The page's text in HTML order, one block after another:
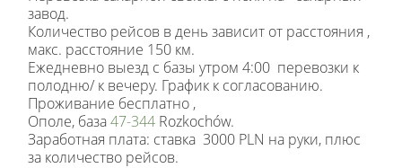
завод.
Количество рейсов в день зависит от расстояния ,
макс. расстояние 150 км.
Ежедневно выезд с базы утром 4:00 перевозки к
полодню/ к вечеру. График к согласованию.
Проживание бесплатно ,
Ополе, база47-344 Rozkochów.
Заработная плата: ставка 3000 PLN на руки, плюс
за количество рейсов.